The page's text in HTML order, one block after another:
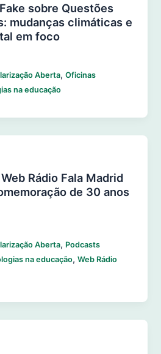
sobre Questões
mudanças climáticas e
em foco
Aberta,Oficinas
na educação
Rádio Fala Madrid
de 30 anos
Aberta, Podcasts
na educação,Web Rádio